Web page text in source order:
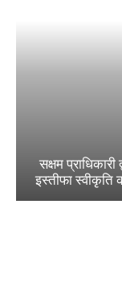
सक्षम
इस्तीफा स्वीकृति